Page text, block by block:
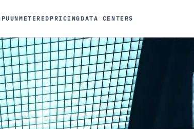
UNMETERED PRICING DATA CENTERS